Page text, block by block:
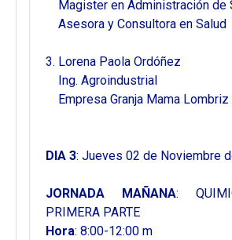
Magister en Administración de
Asesora y Consultora en Salud
3. Lorena Paola Ordóñez
Ing. Agroindustrial
Empresa Granja Mama Lombriz
DIA 3: Jueves 02 de Noviembre
JORNADA MAÑANA:
PRIMERA PARTE
Hora: 8:00-12:00 m